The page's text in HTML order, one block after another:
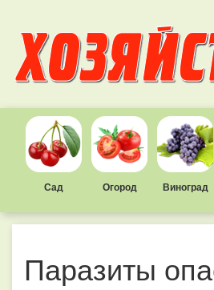
Сад Огород Виноград
Паразиты